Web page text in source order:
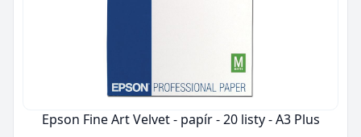
Epson Fine Art Velvet - papír - 20 listy - A3 Plus